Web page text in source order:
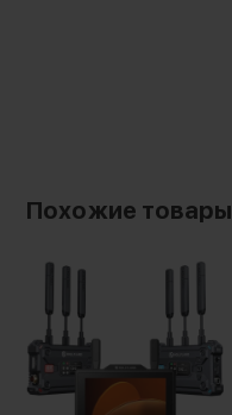
Похожие товары